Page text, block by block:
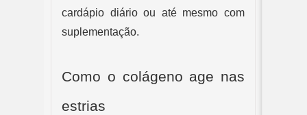
cardápio diário ou até mesmo com
suplementação.
Como o colágeno age nas
estrias